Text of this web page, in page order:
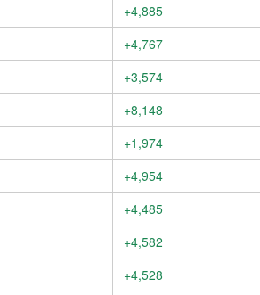
+4,885
+4,767
+3,574
+8,148
+1,974
+4,954
+4,485
+4,582
+4,528